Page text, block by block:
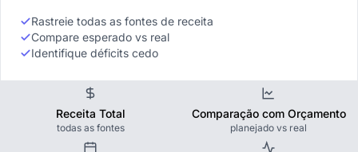
Rastreie todas as fontes de receita
Compare esperado vs real
Identifique déficits cedo
Receita Total
todas as fontes
Comparação com Orçamento
planejado vs real